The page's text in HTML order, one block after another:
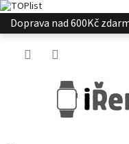
Přejít
na
Doprava nad 600Kč